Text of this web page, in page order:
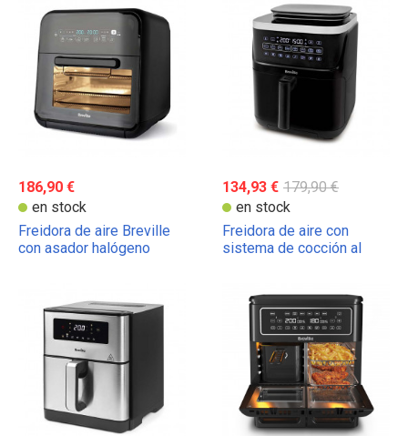
186,90 €
en stock
Freidora de aire Breville
con asador halógeno
134,93 € 179,90 €
en stock
Freidora de aire con
sistema de cocción al